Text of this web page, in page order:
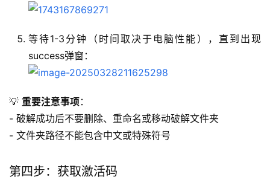
等待1-3分钟（时间取决于电脑性能），直到出现
success弹窗：
💡 重要注意事项：
- 破解成功后不要删除、重命名或移动破解文件夹
- 文件夹路径不能包含中文或特殊符号
第四步：获取激活码